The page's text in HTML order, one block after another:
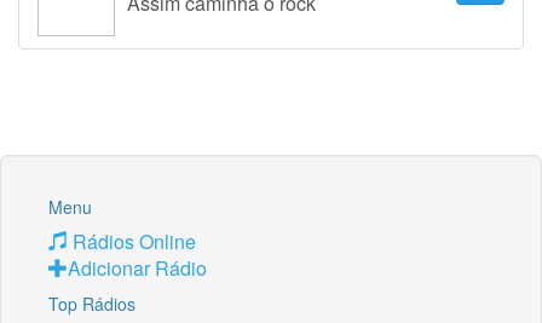
Menu
Rádios Online
Adicionar Rádio
Top Rádios